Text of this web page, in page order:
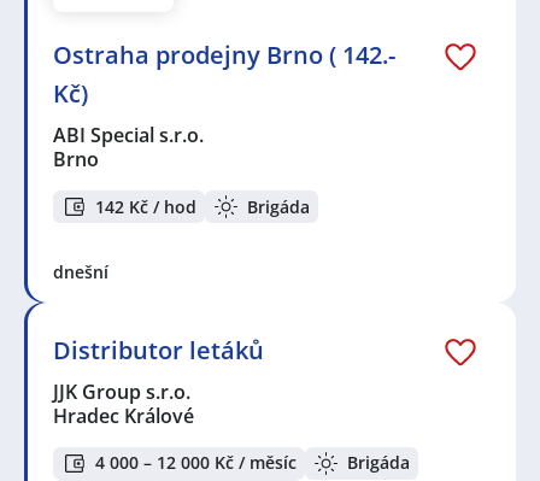
Ostraha prodejny Brno ( 142.-
Kč)
ABI Special s.r.o.
Brno
142 Kč / hod Brigáda
dnešní
Distributor letáků
JJK Group s.r.o.
Hradec Králové
4 000 – 12 000 Kč / měsíc
Brigáda